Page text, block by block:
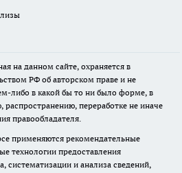
на данном сайте, охраняется в
РФ об авторском праве и не
либо в какой бы то ни было форме, в
переработке не иначе
правообладателя.
применяются рекомендательные
технологии предоставления
систематизации и анализа сведений,